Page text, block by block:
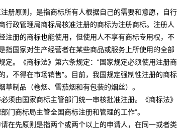
册原则，是指商标所有人根据自己的需要和意愿，自行
行政管理局商标局核准注册的商标为注册商标。注册人
注册的商标也能使用，但使用人不享有商标专用权，不
指国家对生产经营者在某些商品或服务上所使用的全部
定。《商标法》第六条规定：“国家规定必须使用注册商
，不得在市场销售”。目前，我国规定强制性注册的商标
制品（卷烟、雪茄烟和有包装的烟丝）。
须由国家商标主管部门统一审核批准注册。《商标法》
门商标局主管全国商标注册和管理的工作”。
在先原则是指两个或两个以上的申请人，在同一或者类